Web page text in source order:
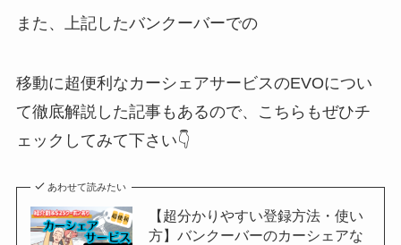
また、上記したバンクーバーでの
移動に超便利なカーシェアサービスのEVOについ
て徹底解説した記事もあるので、こちらもぜひチ
ェックしてみて下さい👇
あわせて読みたい
【超分かりやすい登録方法・使い
方】バンクーバーのカーシェアな